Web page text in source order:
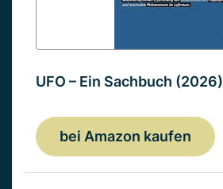
UFO – Ein Sachbuch (2026)
bei Amazon kaufen